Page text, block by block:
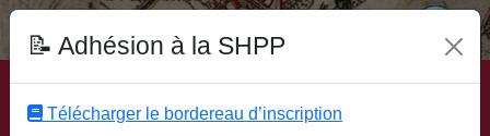
Accueil | Site SHPP | Auteurs | Editeurs | Rubriques |
Sous-Rubriques | Mots-Clefs | Contact
📝 Adhésion à la SHPP
Télécharger le bordereau d’inscription